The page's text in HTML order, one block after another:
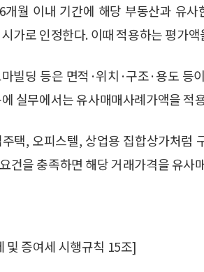
월 이내 기간에 해당 부동산과 유
가로 인정한다. 이때 적용하는 평가액
빌딩 등은 면적·위치·구조·용도 등
실무에서는 유사매매사례가액을 적
택, 오피스텔, 상업용 집합상가처럼
건을 충족하면 해당 거래가격을 유사
증여세 시행규칙 15조]